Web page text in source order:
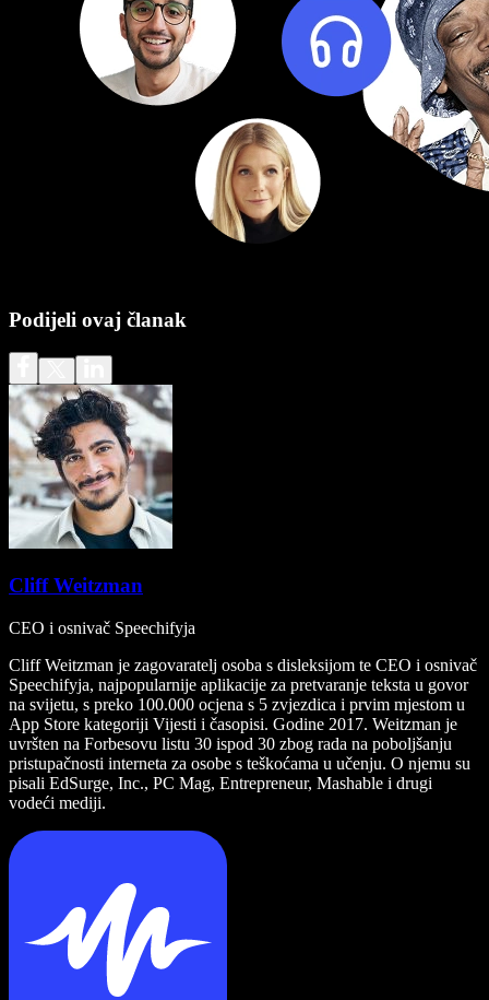
Podijeli ovaj članak
Cliff Weitzman
CEO i osnivač Speechifyja
Cliff Weitzman je zagovaratelj osoba s disleksijom te CEO i osnivač
Speechifyja, najpopularnije aplikacije za pretvaranje teksta u govor
na svijetu, s preko 100.000 ocjena s 5 zvjezdica i prvim mjestom u
App Store kategoriji Vijesti i časopisi. Godine 2017. Weitzman je
uvršten na Forbesovu listu 30 ispod 30 zbog rada na poboljšanju
pristupačnosti interneta za osobe s teškoćama u učenju. O njemu su
pisali EdSurge, Inc., PC Mag, Entrepreneur, Mashable i drugi
vodeći mediji.